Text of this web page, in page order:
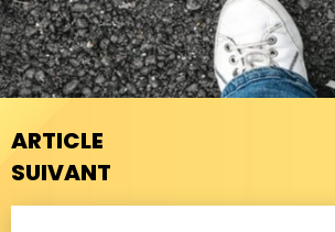
ARTICLE
SUIVANT